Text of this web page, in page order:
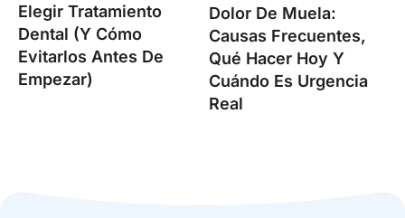
Elegir Tratamiento
Dental (y Cómo
Evitarlos Antes De
Empezar)
Dolor De Muela:
Causas Frecuentes,
Qué Hacer Hoy Y
Cuándo Es Urgencia
Real